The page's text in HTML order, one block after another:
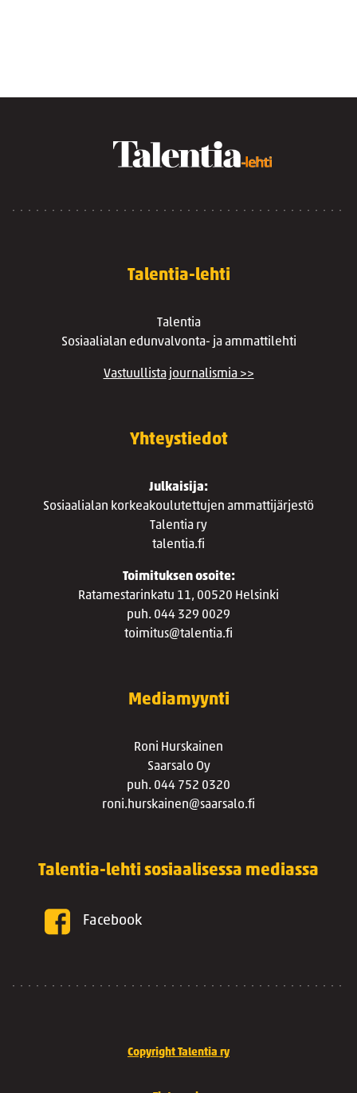
Talentia-lehti
Talentia
Sosiaalialan edunvalvonta- ja ammattilehti
Vastuullista journalismia >>
Yhteystiedot
Julkaisija:
Sosiaalialan korkeakoulutettujen ammattijärjestö
Talentia ry
talentia.fi
Toimituksen osoite:
Ratamestarinkatu 11, 00520 Helsinki
puh. 044 329 0029
toimitus@talentia.fi
Mediamyynti
Roni Hurskainen
Saarsalo Oy
puh. 044 752 0320
roni.hurskainen@saarsalo.fi
Talentia-lehti sosiaalisessa mediassa
Facebook
Copyright Talentia ry